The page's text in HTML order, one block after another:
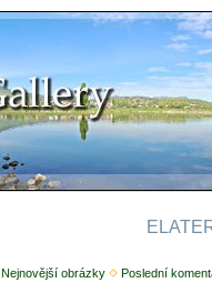
Nejnovější obrázky Poslední